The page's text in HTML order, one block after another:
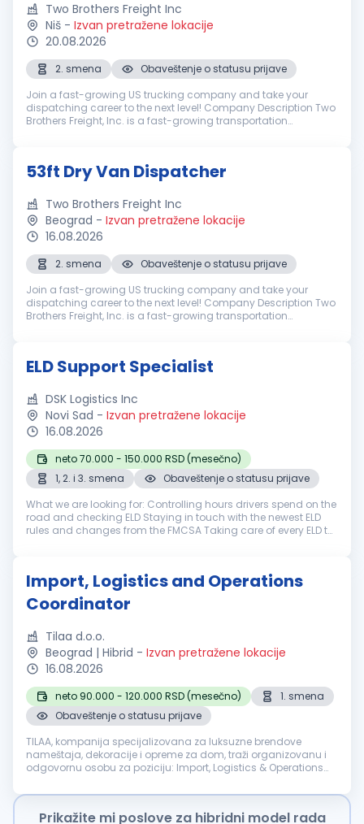
Two Brothers Freight Inc
Niš - Izvan pretražene lokacije
20.08.2026
2. smena
Obaveštenje o statusu prijave
Join a fast-growing US trucking company and take your
dispatching career to the next level! Company Description Two
Brothers Freight, Inc. is a fast-growing transportation
53ft Dry Van Dispatcher
Two Brothers Freight Inc
Beograd - Izvan pretražene lokacije
16.08.2026
2. smena
Obaveštenje o statusu prijave
Join a fast-growing US trucking company and take your
dispatching career to the next level! Company Description Two
Brothers Freight, Inc. is a fast-growing transportation
ELD Support Specialist
DSK Logistics Inc
Novi Sad - Izvan pretražene lokacije
16.08.2026
neto 70.000 - 150.000 RSD (mesečno)
1, 2. i 3. smena
Obaveštenje o statusu prijave
What we are looking for: Controlling hours drivers spend on the
road and checking ELD Staying in touch with the newest ELD
rules and changes from the FMCSA Taking care of every ELD to
Import, Logistics and Operations
Coordinator
Tilaa d.o.o.
Beograd | Hibrid - Izvan pretražene lokacije
16.08.2026
neto 90.000 - 120.000 RSD (mesečno)
1. smena
Obaveštenje o statusu prijave
TILAA, kompanija specijalizovana za luksuzne brendove
nameštaja, dekoracije i opreme za dom, traži organizovanu i
odgovornu osobu za poziciju: Import, Logistics & Operations
organizaciju uvoza, među...
Prikažite mi poslove za hibridni model rada